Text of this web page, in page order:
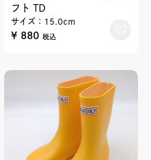
フト TD
サイズ：15.0cm
¥ 880 税込